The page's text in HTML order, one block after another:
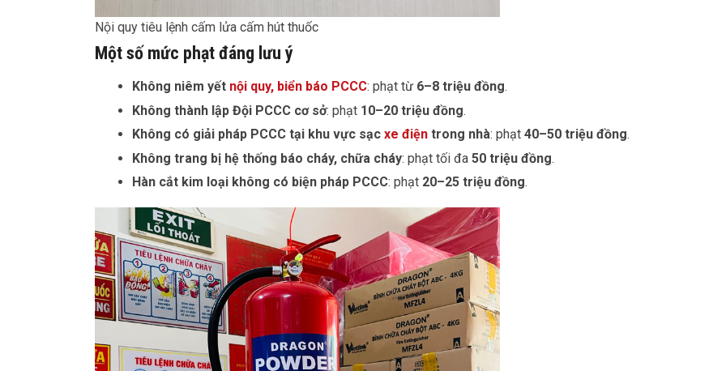
Nội quy tiêu lệnh cấm lửa cấm hút thuốc
Một số mức phạt đáng lưu ý
Không niêm yết nội quy, biển báo PCCC: phạt từ 6–8 triệu đồng.
Không thành lập Đội PCCC cơ sở: phạt 10–20 triệu đồng.
Không có giải pháp PCCC tại khu vực sạc xe điện trong nhà: phạt 40–50 triệu đồng.
Không trang bị hệ thống báo cháy, chữa cháy: phạt tối đa 50 triệu đồng.
Hàn cắt kim loại không có biện pháp PCCC: phạt 20–25 triệu đồng.